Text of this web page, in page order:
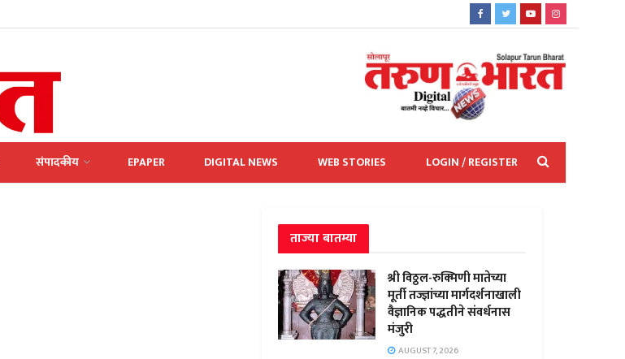
संपादकीय EPAPER DIGITAL NEWS WEB STORIES LOGIN / REGISTER
ताज्या बातम्या
श्री विठ्ठल-रुक्मिणी मातेच्या
मूर्ती तज्ज्ञांच्या मार्गदर्शनाखाली
वैज्ञानिक पद्धतीने संवर्धनास
मंजुरी
AUGUST 7, 2026